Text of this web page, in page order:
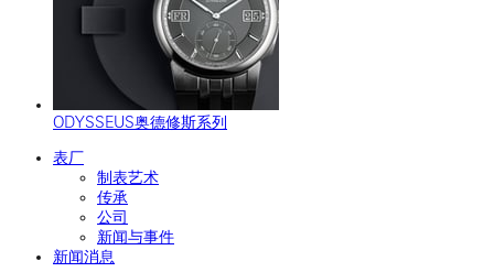
ODYSSEUS奥德修斯系列
表厂
制表艺术
传承
公司
新闻与事件
新闻消息